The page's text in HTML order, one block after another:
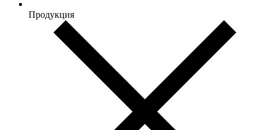
Продукция